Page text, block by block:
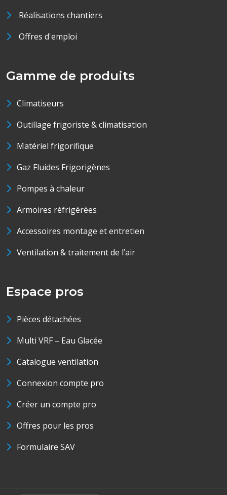
Réalisations chantiers
Offres d'emploi
Gamme de produits
Climatiseurs
Outillage frigoriste & climatisation
Matériel frigorifique
Gaz Fluides Frigorigènes
Pompes à chaleur
Armoires réfrigérées
Accessoires montage et entretien
Ventilation & traitement de l’air
Espace pros
Pièces détachées
Multi VRF – Eau Glacée
Catalogue ventilation
Connexion compte pro
Créer un compte pro
Offres pour les pros
Formulaire SAV